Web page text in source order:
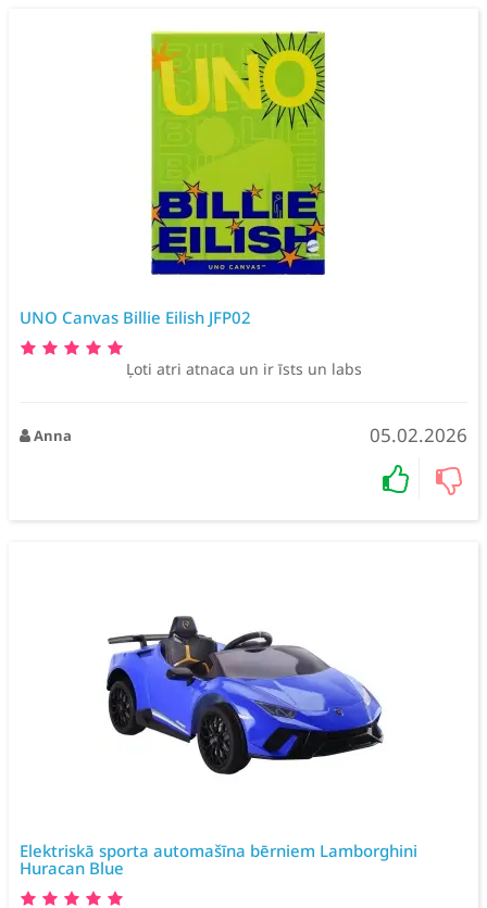
UNO Canvas Billie Eilish JFP02
Ļoti atri atnaca un ir īsts un labs
Anna 05.02.2026
Elektriskā sporta automašīna bērniem Lamborghini
Huracan Blue